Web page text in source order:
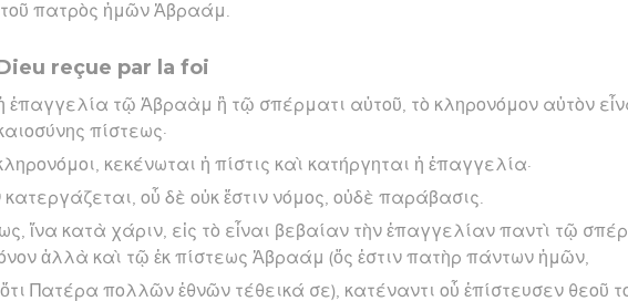
τοῦ πατρὸς ἡμῶν Ἀβραάμ.
reçue par la foi
ἐπαγγελία τῷ Ἀβραὰμ ἢ τῷ σπέρματι αὐτοῦ, τὸ κληρονόμον αὐτὸν
πίστεως·
κεκένωται ἡ πίστις καὶ κατήργηται ἡ ἐπαγγελία·
οὗ δὲ οὐκ ἔστιν νόμος, οὐδὲ παράβασις.
ἵνα κατὰ χάριν, εἰς τὸ εἶναι βεβαίαν τὴν ἐπαγγελίαν παντὶ τῷ
ἀλλὰ καὶ τῷ ἐκ πίστεως Ἀβραάμ (ὅς ἐστιν πατὴρ πάντων ἡμῶν,
Πατέρα πολλῶν ἐθνῶν τέθεικά σε), κατέναντι οὗ ἐπίστευσεν θεοῦ